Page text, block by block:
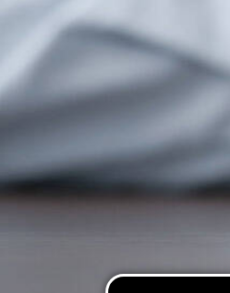
Cosa vuoi leggere?